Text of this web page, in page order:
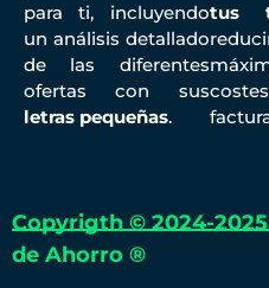
para ti, incluyendo
un análisis detallado
de las diferentes
ofertas con sus
letras pequeñas.
tus
Copyrigth © 2024-
de Ahorro ®